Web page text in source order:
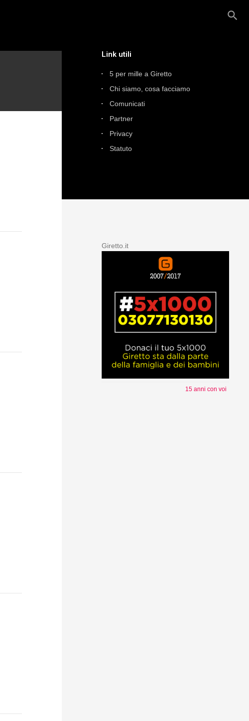
search
Link utili
5 per mille a Giretto
Chi siamo, cosa facciamo
Comunicati
Partner
Privacy
Statuto
Giretto.it
15 anni con voi